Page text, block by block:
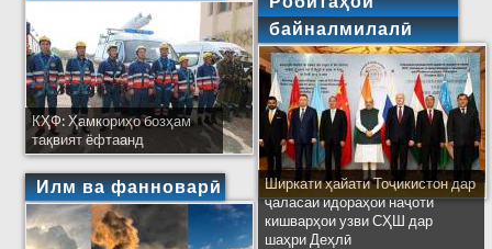
КҲФ: Ҳамкориҳо бозҳам
тақвият ёфтаанд
Илм ва фанноварӣ
байналмилалӣ
Ширкати ҳайати Тоҷикистон дар
ҷаласаи идораҳои наҷоти
кишварҳои узви СҲШ дар
шаҳри Деҳлӣ